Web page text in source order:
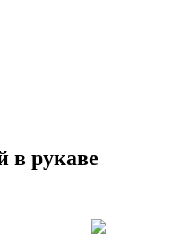
в рукаве